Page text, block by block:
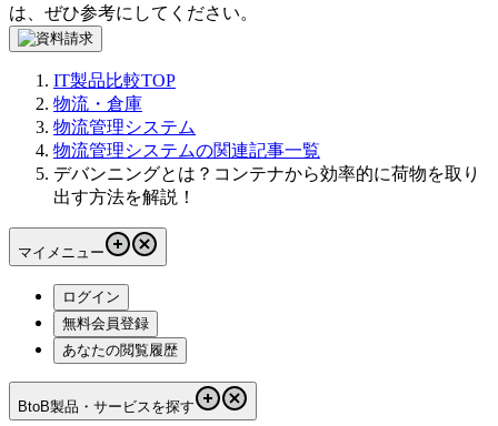
は、ぜひ参考にしてください。
IT製品比較TOP
物流・倉庫
物流管理システム
物流管理システムの関連記事一覧
デバンニングとは？コンテナから効率的に荷物を取り
出す方法を解説！
マイメニュー
ログイン
無料会員登録
あなたの閲覧履歴
BtoB製品・サービスを探す